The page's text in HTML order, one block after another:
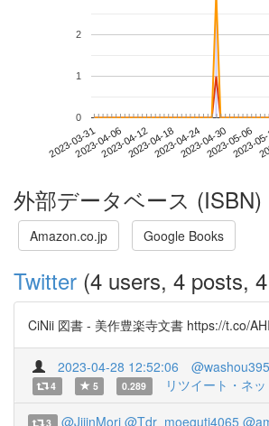
2023-03-312023-04-062023-04-122023-04-182023-04-242023-04-302023-05-06
2023-
0
1
2
外部データベース (ISBN)
Amazon.co.jp Google Books
Twitter (4 users, 4 posts,
CiNii 図書 - 美作豊楽寺文書 https://t.co/
2023-04-28 12:52:06
4 5 0.289 リツイート・ネ
3 @JijinMori @Tdr_moeguti4065